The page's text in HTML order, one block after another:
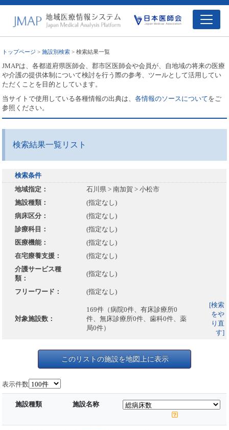
トップページ >施設別検索 > 検索結果一覧
JMAPは、各都道府県医師会、郡市区医師会や会員が、自地域の将来の医療
や介護の提供体制について検討を行う際の参考、ツールとして活用してい
ただくことを目的としています。
当サイトで使用している各種情報の出典は、各情報のソースについてをご
参照ください。
検索結果一覧リスト
検索条件
地域指定：
石川県 > 南加賀 > 小松市
施設種類：
(指定なし)
病床区分：
(指定なし)
診療科目：
(指定なし)
医療機能：
(指定なし)
在宅療養支援：
(指定なし)
介護サービス種
類：
(指定なし)
フリーワード： (指定なし)
対象施設数：
169件（病院0件、有床診療所0
件、無床診療所0件、歯科0件、薬
局0件）
[検索
をや
り直
す]
このリストの施設を地図上に表示
表示件数
施設種類 施設名称